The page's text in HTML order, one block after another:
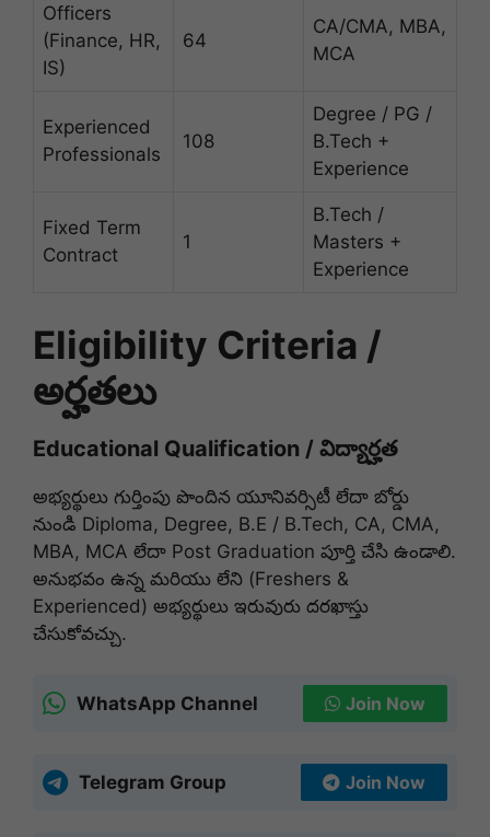
Officers
(Finance, HR,
IS)
64
CA/CMA, MBA,
MCA
Experienced
Professionals
108
Degree / PG /
B.Tech +
Experience
Fixed Term
Contract
1
B.Tech /
Masters +
Experience
Eligibility Criteria /
అర్హతలు
Educational Qualification / విద్యార్హత
అభ్యర్థులు గుర్తింపు పొందిన యూనివర్సిటీ లేదా బోర్డు
నుండి Diploma, Degree, B.E / B.Tech, CA, CMA,
MBA, MCA లేదా Post Graduation పూర్తి చేసి ఉండాలి.
అనుభవం ఉన్న మరియు లేని (Freshers &
Experienced) అభ్యర్థులు ఇరువురు దరఖాస్తు
చేసుకోవచ్చు.
WhatsApp Channel Join Now
Telegram Group Join Now